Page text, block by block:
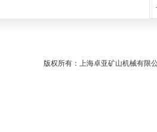
版权所有：上海卓亚矿山机械有限